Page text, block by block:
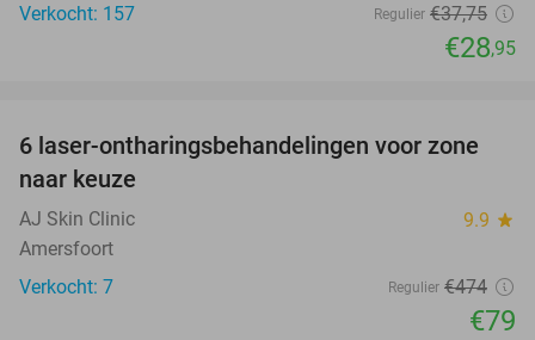
Verkocht: 157
Regulier €37,75
€28,95
83%
6 laser-ontharingsbehandelingen voor zone
naar keuze
AJ Skin Clinic 9.9 star
Amersfoort
Verkocht: 7
Regulier €474
€79